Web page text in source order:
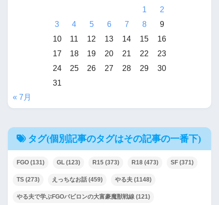
1
2
3
4 5 6 7 8
9
10
11 12 13 14 15
16
17
18 19 20 21 22
23
24
25 26 27 28 29
30
31
« 7月
タグ(個別記事のタグはその記事の一番下)
FGO (131) GL (123) R15 (373) R18 (473) SF (371)
TS (273) えっちなお話 (459) やる夫 (1148)
やる夫で学ぶFGOバビロンの大富豪魔獣戦線 (121)